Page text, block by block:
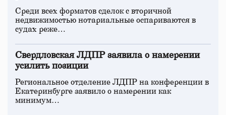
Среди всех форматов сделок с вторичной
недвижимостью нотариальные оспариваются в
судах реже…
Свердловская ЛДПР заявила о намерении
усилить позиции
Региональное отделение ЛДПР на конференции в
Екатеринбурге заявило о намерении как
минимум…